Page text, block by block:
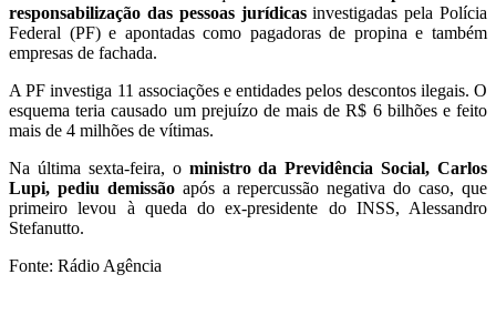
responsabilização das pessoas jurídicasinvestigadas pela Polícia
Federal (PF) e apontadas como pagadoras de propina e também
empresas de fachada.
A PF investiga 11 associações e entidades pelos descontos ilegais. O
esquema teria causado um prejuízo de mais de R$ 6 bilhões e feito
mais de 4 milhões de vítimas.
Na última sexta-feira, o ministro da Previdência Social, Carlos
Lupi, pediu demissão após a repercussão negativa do caso, que
primeiro levou à queda do ex-presidente do INSS, Alessandro
Stefanutto.
Fonte: Rádio Agência